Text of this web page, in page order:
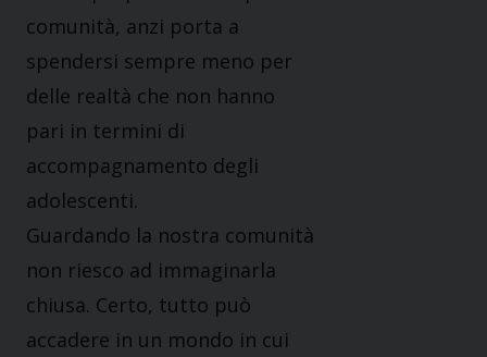
comunità, anzi porta a
spendersi sempre meno per
delle realtà che non hanno
pari in termini di
accompagnamento degli
adolescenti.
Guardando la nostra comunità
non riesco ad im­maginarla
chiusa. Certo, tutto può
accadere in un mondo in cui